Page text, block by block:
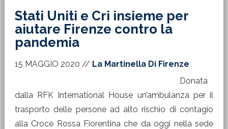
Stati Uniti e Cri insieme per
aiutare Firenze contro la
pandemia
15 MAGGIO 2020 // La Martinella Di Firenze
Donata
dalla RFK International House un’ambulanza per il
trasporto delle persone ad alto rischio di contagio
alla Croce Rossa Fiorentina che da oggi nella sede